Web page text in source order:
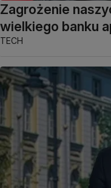
Zagrożenie
wielkiego banku
TECH